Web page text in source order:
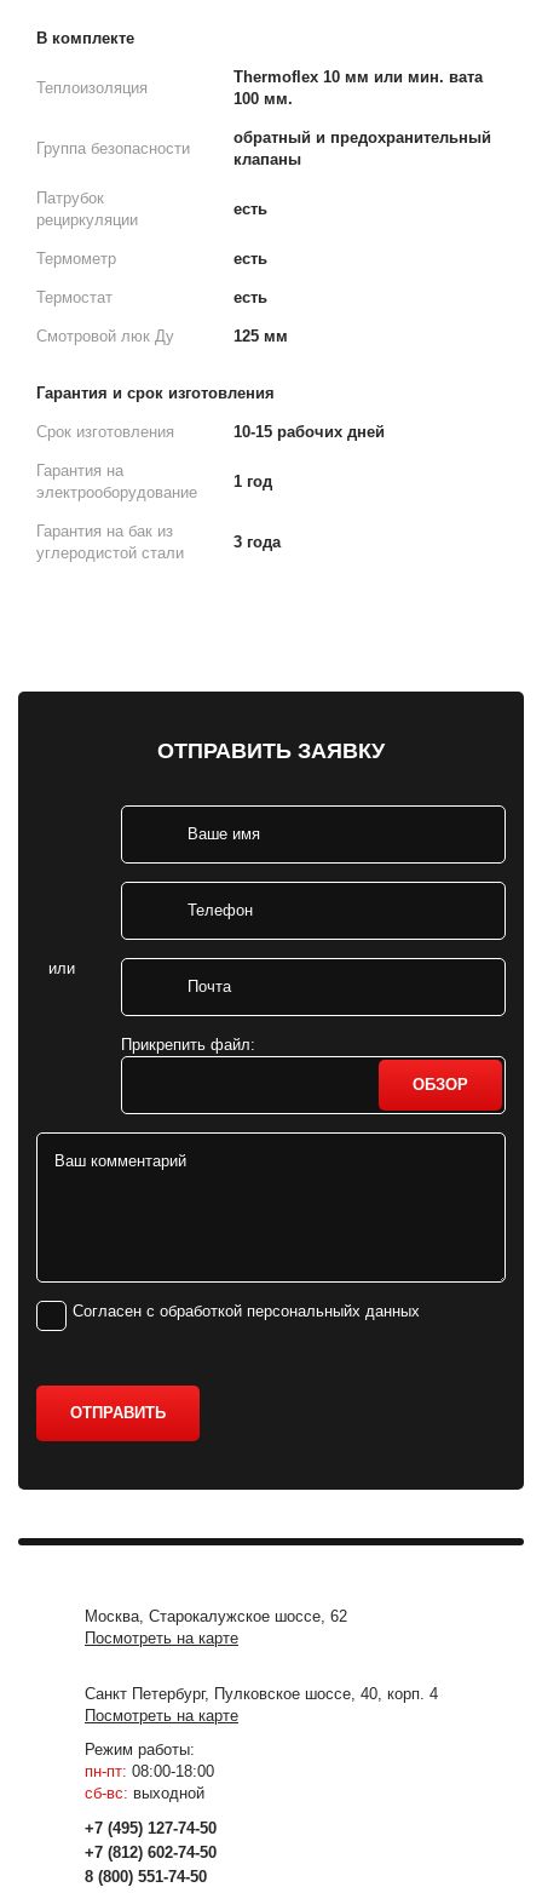
В комплекте
Теплоизоляция
Thermoflex 10 мм или мин. вата
100 мм.
Группа безопасности
обратный и предохранительный
клапаны
Патрубок
рециркуляции
есть
Термометр есть
Термостат есть
Смотровой люк Ду 125 мм
Гарантия и срок изготовления
Срок изготовления 10-15 рабочих дней
Гарантия на
электрооборудование
1 год
Гарантия на бак из
углеродистой стали
3 года
ОТПРАВИТЬ ЗАЯВКУ
или
Прикрепить файл:
ОБЗОР
Согласен с обработкой персональныйх данных
ОТПРАВИТЬ
Москва, Старокалужское шоссе, 62
Посмотреть на карте
Санкт Петербург, Пулковское шоссе, 40, корп. 4
Посмотреть на карте
Режим работы:
пн-пт: 08:00-18:00
сб-вс: выходной
+7 (495) 127-74-50
+7 (812) 602-74-50
8 (800) 551-74-50